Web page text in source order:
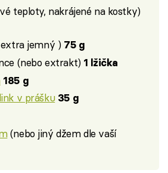
teploty, nakrájené na kostky)
jemný ) 75 g
(nebo extrakt) 1 lžička
185 g
v prášku 35 g
(nebo jiný džem dle vaší